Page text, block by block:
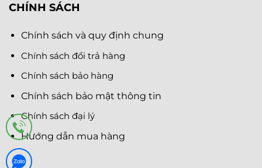
CHÍNH SÁCH
Chính sách và quy định chung
Chính sách đổi trả hàng
Chính sách bảo hàng
Chính sách bảo mật thông tin
Chính sách đại lý
Hướng dẫn mua hàng